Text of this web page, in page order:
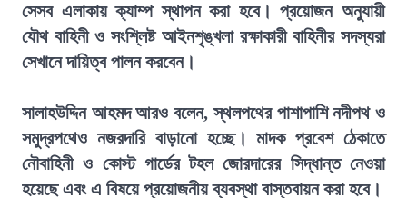
সেসব এলাকায় ক্যাম্প স্থাপন করা হবে। প্রয়োজন অনুযায়ী
যৌথ বাহিনী ও সংশ্লিষ্ট আইনশৃঙ্খলা রক্ষাকারী বাহিনীর সদস্যরা
সেখানে দায়িত্ব পালন করবেন।
সালাহউদ্দিন আহমদ আরও বলেন, স্থলপথের পাশাপাশি নদীপথ ও
সমুদ্রপথেও নজরদারি বাড়ানো হচ্ছে। মাদক প্রবেশ ঠেকাতে
নৌবাহিনী ও কোস্ট গার্ডের টহল জোরদারের সিদ্ধান্ত নেওয়া
হয়েছে এবং এ বিষয়ে প্রয়োজনীয় ব্যবস্থা বাস্তবায়ন করা হবে।